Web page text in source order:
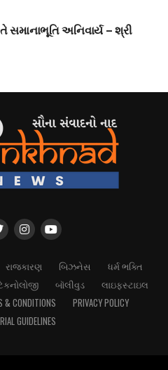
સમાનાભૂતિ અનિવાર્ય – શ્રી
રાજકારણ બિઝનેસ
ધર્મ ભક્તિ
બૉલીવુડ
લાઇફસ્ટાઇલ
& CONDITIONS
PRIVACY POLICY
GUIDELINES